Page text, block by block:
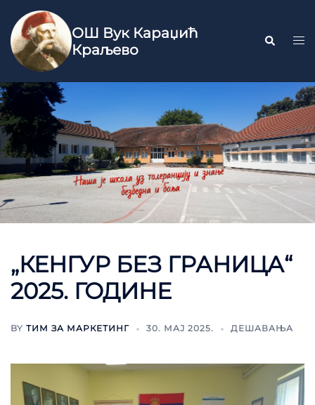
ОШ Вук Караџић
Краљево
„КЕНГУР БЕЗ ГРАНИЦА“
2025. ГОДИНЕ
BY ТИМ ЗА МАРКЕТИНГ 30. МАЈ 2025. ДЕШАВАЊА